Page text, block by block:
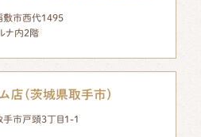
市西代1495
ナ内2階
店（茨城県取手市）
市戸頭3丁目1-1